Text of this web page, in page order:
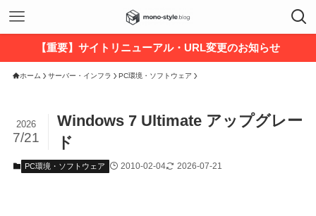
【重要】サイトリニューアル・URL変更のお知らせ
ホーム サーバー・インフラ PC環境・ソフトウェア
Windows 7 Ultimate アップグレー
ド
2026
7/21
PC環境・ソフトウェア 2010-02-04 2026-07-21